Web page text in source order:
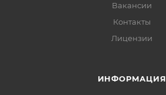
Вакансии
Контакты
Лицензии
ИНФОРМАЦИЯ